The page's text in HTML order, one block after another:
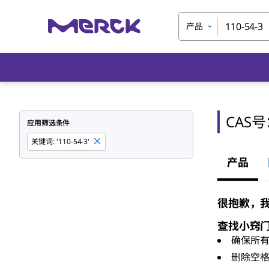
产品
应用筛选条件
关键词: '110-54-3'
CAS号
产品
很抱歉，
查找小窍门
确保所
删除空